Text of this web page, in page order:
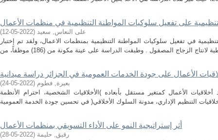
على تفعيل سلوكيات المواطنة التنظيمية في منظمات الأعمال
على النعاس, سعيد (
2022-05-12
)
في تفعيل سلوكيات المواطنة التنظيمية بمنظمات الاعمال، ولقد تم إختبار
الأعمال على جودة الخدمات العمومية في الجزائر دراسة ميدانية
بعيرة, فطوم (
2022-05-24
)
الأعمال كمتغير مستقل بأبعاده )الأخلاقيات الشخصية، احترام الأنظمة
أثر إستراتيجية النمو على الأداء التسويقي بمنظمات الأعمال
رقيق, حليمة (
2022-05-28
)